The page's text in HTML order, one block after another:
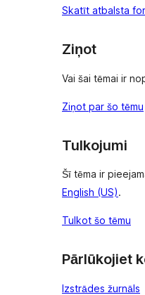
Skatīt atbalsta
Ziņot
Vai šai tēmai ir
Ziņot par šo tēmu
Tulkojumi
Šī tēma ir
English (US).
Tulkot šo tēmu
Pārlūkojiet
Izstrādes žurnāls